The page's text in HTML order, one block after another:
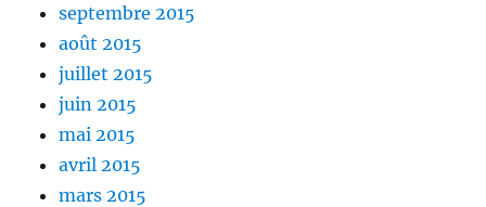
septembre 2015
août 2015
juillet 2015
juin 2015
mai 2015
avril 2015
mars 2015